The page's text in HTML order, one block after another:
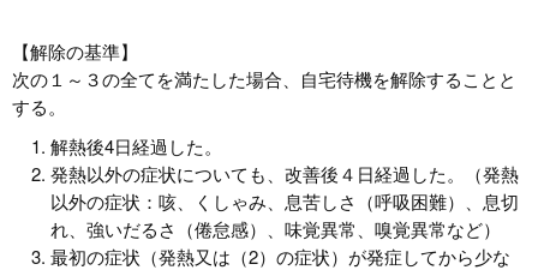
【解除の基準】
次の１～３の全てを満たした場合、自宅待機を解除することと
する。
解熱後4日経過した。
発熱以外の症状についても、改善後４日経過した。（発熱
以外の症状：咳、くしゃみ、息苦しさ（呼吸困難）、息切
れ、強いだるさ（倦怠感）、味覚異常、嗅覚異常など）
最初の症状（発熱又は（2）の症状）が発症してから少な